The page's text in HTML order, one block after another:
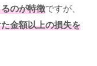
のが特徴ですが、
金額以上の損失を